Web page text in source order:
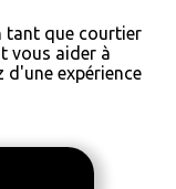
tant que courtier
vous aider à
d'une expérience